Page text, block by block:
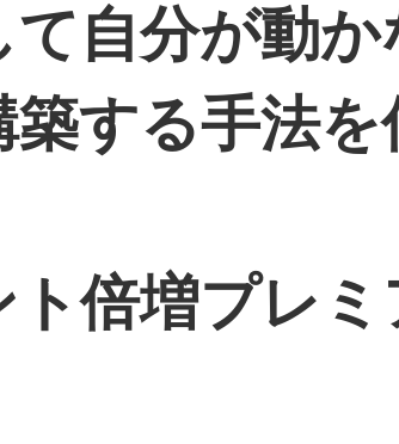
自分が動か
する手法を
ト倍増プレ